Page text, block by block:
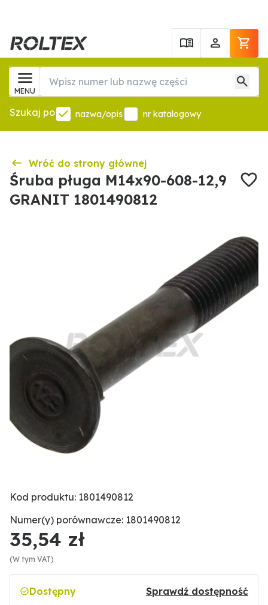
MENU
Szukaj po nazwa/opis nr katalogowy
Wróć do strony głównej
Śruba pługa M14x90-608-12,9
GRANIT 1801490812
Kod produktu: 1801490812
Numer(y) porównawcze: 1801490812
35,54 zł
(W tym VAT)
Dostępny Sprawdź dostępność